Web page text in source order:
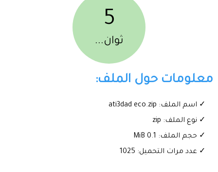
5
ثوان...
معلومات حول الملف:
✓ اسم الملف: ati3dad eco.zip
✓ نوع الملف: zip
✓ حجم الملف: 0.1 MiB
✓ عدد مرات التحميل: 1025